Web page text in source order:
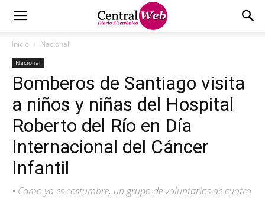
Inicio Nacional
Nacional
Bomberos de Santiago visita
a niños y niñas del Hospital
Roberto del Río en Día
Internacional del Cáncer
Infantil
• Como ya es costumbre, un grupo de voluntarios de cuatro